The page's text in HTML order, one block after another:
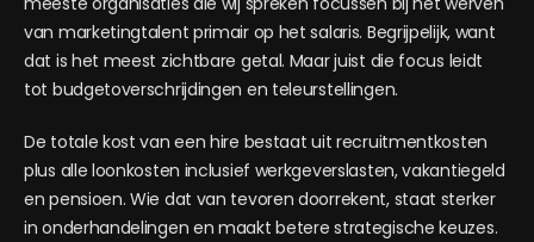
van marketingtalent primair op het salaris. Begrijpelijk, want
dat is het meest zichtbare getal. Maar juist die focus leidt
tot budgetoverschrijdingen en teleurstellingen.
De totale kost van een hire bestaat uit recruitmentkosten
plus alle loonkosten inclusief werkgeverslasten, vakantiegeld
en pensioen. Wie dat van tevoren doorrekent, staat sterker
in onderhandelingen en maakt betere strategische keuzes.